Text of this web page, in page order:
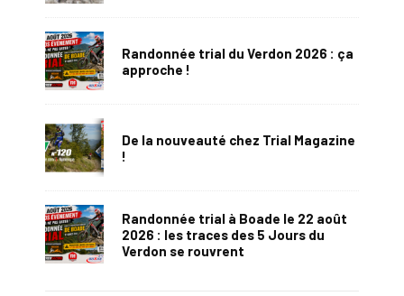
Randonnée trial du Verdon 2026 : ça
approche !
De la nouveauté chez Trial Magazine
!
Randonnée trial à Boade le 22 août
2026 : les traces des 5 Jours du
Verdon se rouvrent